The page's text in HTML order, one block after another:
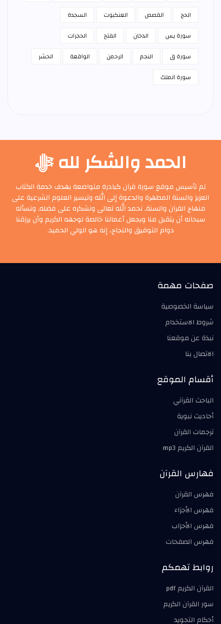
الحج
القصص العنكبوت
السجدة
سورة يس
الدخان الفتح
الحجرات
سورة ق
النجم الرحمن الواقعة
الحشر
سورة الملك
الحمد والشكر لله ﷻ
تم تأسيس موقع سورة قرآن كبادرة متواضعة بهدف خدمة الكتاب
العزيز والسنة المطهرة والدعوة إلى الله وتيسير العلوم الشرعية على
منهاج القرآن والسنة, نحمد الله تعالى ونشكره على فضله, ونسأله
سبحانه أن يتقبل منا ويجعل أعمالنا خالصة لوجهه الكريم وأن يرزقنا
دوام التوفيق والنجاح، إنه هو الولي الحميد.
صفحات مهمة
سياسة الخصوصية
شروط الاستخدام
نبذة عن موقعنا
الاتصال بنا
أقسام الموقع
الباحث القرآني
أحاديث نبوية
ترجمات القرآن
القرآن الكريم mp3
فهارس القرآن
فهرس القرآن
فهرس الأجزاء
فهرس الأحزاب
فهرس الصفحات
روابط تهمكم
القرآن الكريم pdf
سور القرآن الكريم
أحكام التجويد